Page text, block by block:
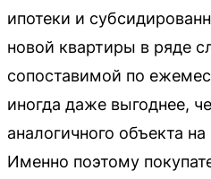
ипотеки и
новой квартиры в ряде
сопоставимой по
иногда даже выгоднее,
аналогичного объекта
Именно поэтому